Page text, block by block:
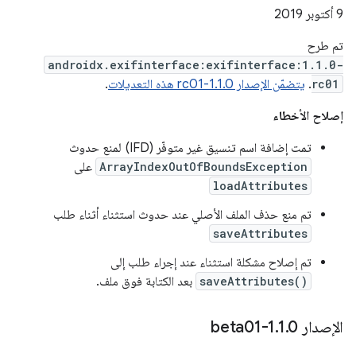
‫9 أكتوبر 2019
تم طرح
androidx.exifinterface:exifinterface:1.1.0-
rc01
. يتضمّن الإصدار 1.1.0-rc01 هذه التعديلات
.
إصلاح الأخطاء
تمت إضافة اسم تنسيق غير متوفّر (IFD) لمنع حدوث
ArrayIndexOutOfBoundsException على
loadAttributes
تم منع حذف الملف الأصلي عند حدوث استثناء أثناء طلب
saveAttributes
تم إصلاح مشكلة استثناء عند إجراء طلب إلى
saveAttributes() بعد الكتابة فوق ملف.
الإصدار 1 .1.0-beta01